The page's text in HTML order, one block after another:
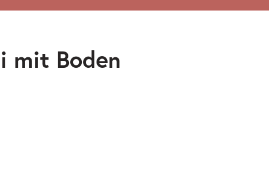
mit Boden